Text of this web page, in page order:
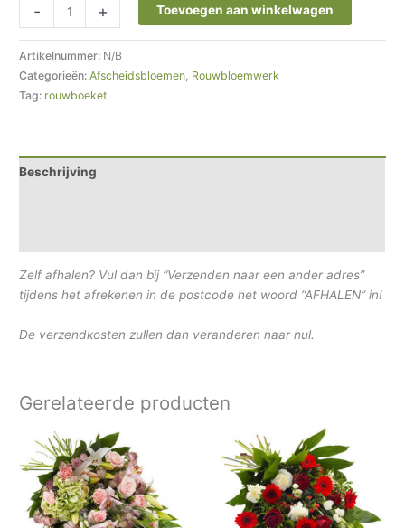
- + Toevoegen aan winkelwagen
Artikelnummer: N/B
Categorieën:Afscheidsbloemen, Rouwbloemwerk
Tag: rouwboeket
Beschrijving
Zelf afhalen? Vul dan bij “Verzenden naar een ander adres”
tijdens het afrekenen in de postcode het woord “AFHALEN” in!
De verzendkosten zullen dan veranderen naar nul.
Gerelateerde producten
Prijsklasse:
€47.50
tot
€67.50
Prijsklasse:
€37.50
tot
€57.50